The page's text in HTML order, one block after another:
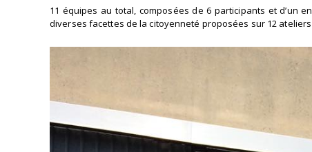
11 équipes au total, composées de 6 participants et d’un
diverses facettes de la citoyenneté proposées sur 12